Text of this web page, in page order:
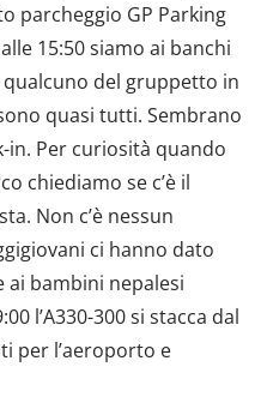
parcheggio GP Parking
15:50 siamo ai banchi
qualcuno del gruppetto in
quasi tutti. Sembrano
in. Per curiosità quando
chiediamo se c’è il
Non c’è nessun
ci hanno dato
ai bambini nepalesi
l’A330-300 si stacca dal
per l’aeroporto e